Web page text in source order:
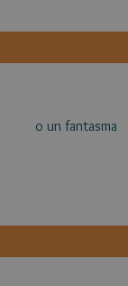
o un fantasma